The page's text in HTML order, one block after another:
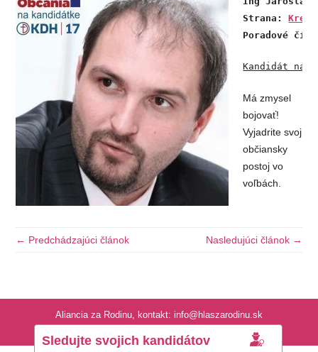
Strana:
Poradové
Kandidát
Má zmysel
bojovať!
Vyjadrite svoj
občiansky
postoj vo
voľbách.
← Predchádzajúci článok Nasledujúci článok →
Aliancia za Rodinu, kontakt: info@hlaszarodinu.sk
Sledujte svojich kandidátov